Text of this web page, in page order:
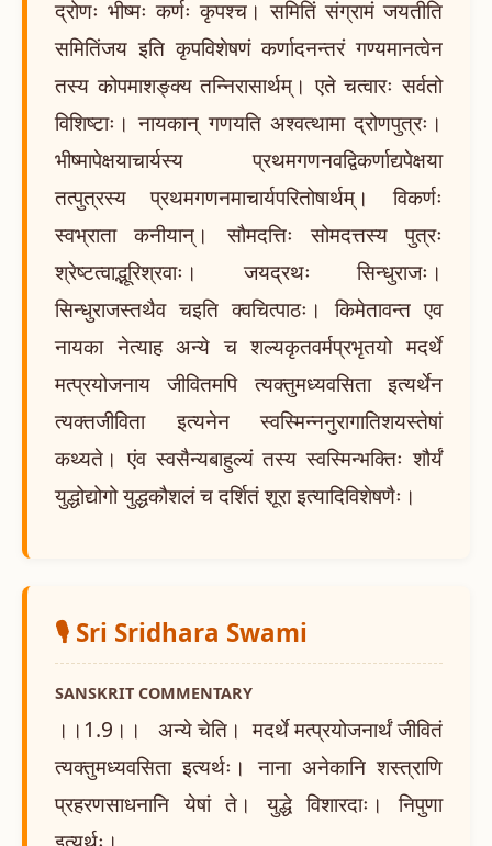
द्रोणः भीष्मः कर्णः कृपश्च। समितिं संग्रामं जयतीति
समितिंजय इति कृपविशेषणं कर्णादनन्तरं गण्यमानत्वेन
तस्य कोपमाशङ्क्य तन्निरासार्थम्। एते चत्वारः सर्वतो
विशिष्टाः। नायकान् गणयति अश्वत्थामा द्रोणपुत्रः।
भीष्मापेक्षयाचार्यस्य प्रथमगणनवद्विकर्णाद्यपेक्षया
तत्पुत्रस्य प्रथमगणनमाचार्यपरितोषार्थम्। विकर्णः
स्वभ्राता कनीयान्। सौमदत्तिः सोमदत्तस्य पुत्रः
श्रेष्टत्वाद्भूरिश्रवाः। जयद्रथः सिन्धुराजः।
सिन्धुराजस्तथैव चइति क्वचित्पाठः। किमेतावन्त एव
नायका नेत्याह अन्ये च शल्यकृतवर्मप्रभृतयो मदर्थे
मत्प्रयोजनाय जीवितमपि त्यक्तुमध्यवसिता इत्यर्थेन
त्यक्तजीविता इत्यनेन स्वस्मिन्ननुरागातिशयस्तेषां
कथ्यते। एंव स्वसैन्यबाहुल्यं तस्य स्वस्मिन्भक्तिः शौर्यं
युद्धोद्योगो युद्धकौशलं च दर्शितं शूरा इत्यादिविशेषणैः।
🎙️ Sri Sridhara Swami
SANSKRIT COMMENTARY
।।1.9।। अन्ये चेति। मदर्थे मत्प्रयोजनार्थं जीवितं
त्यक्तुमध्यवसिता इत्यर्थः। नाना अनेकानि शस्त्राणि
प्रहरणसाधनानि येषां ते। युद्धे विशारदाः। निपुणा